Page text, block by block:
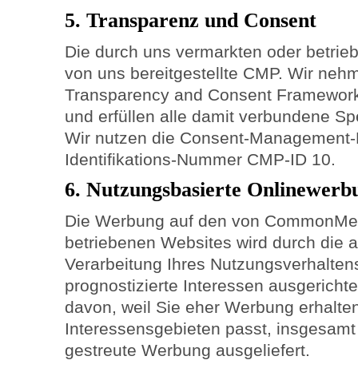
5. Transparenz und Consent
Die durch uns vermarkten oder
von uns bereitgestellte CMP. Wir
Transparency and Consent
und erfüllen alle damit verbundene
Wir nutzen die Consent-
Identifikations-Nummer CMP-ID 10.
6. Nutzungsbasierte
Die Werbung auf den von
betriebenen Websites wird durch die
Verarbeitung Ihres
prognostizierte Interessen
davon, weil Sie eher Werbung
Interessensgebieten passt,
gestreute Werbung ausgeliefert.